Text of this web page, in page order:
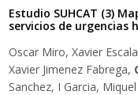
Estudio SUHCAT (3)
servicios de urgencias
Oscar Miro, Xavier
Xavier Jimenez Fabrega,
Sanchez, I Garcia,